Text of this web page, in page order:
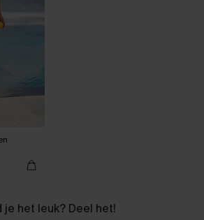
je het leuk? Deel het!